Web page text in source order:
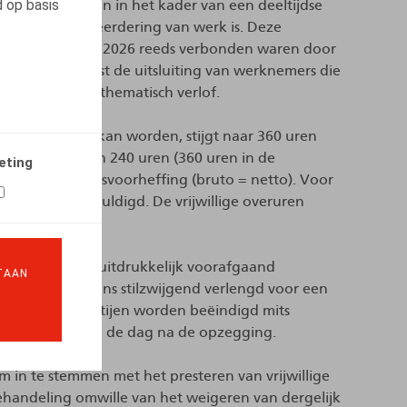
op basis
zijn in het kader van een deeltijdse
vermeerdering van werk is. Deze
die op 1 juni 2026 reeds verbonden waren door
daarnaast de uitsluiting van werknemers die
of thematisch verlof.
gepresteerd kan worden, stijgt naar 360 uren
overuren zijn 240 uren (360 uren in de
en bedrijfsvoorheffing (bruto = netto). Voor
verschuldigd. De vrijwillige overuren
aan een uitdrukkelijk voorafgaand
wordt telkens stilzwijgend verlengd voor een
van de partijen worden beëindigd mits
die ingaat op de dag na de opzegging.
in te stemmen met het presteren van vrijwillige
omwille van het weigeren van dergelijk